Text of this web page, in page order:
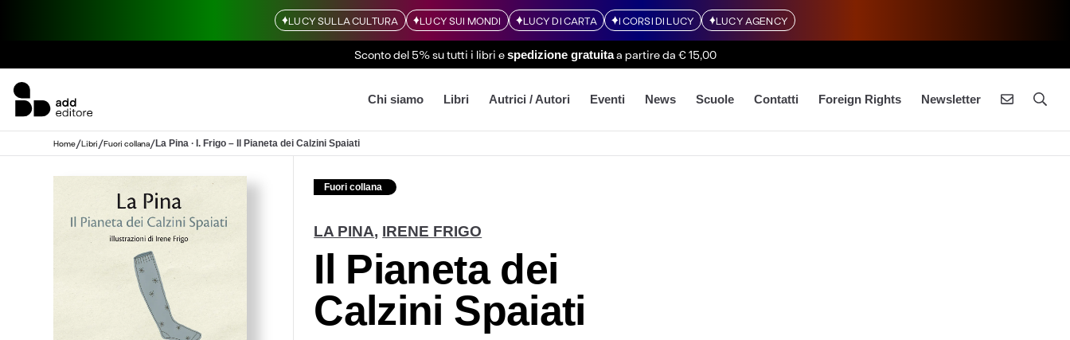
LUCY SULLA CULTURA LUCY SUI MONDI LUCY DI CARTA I CORSI DI LUCY LUCY AGENCY
Sconto del 5% su tutti i libri espedizione gratuitaa partire da € 15,00
Chi siamo Libri Autrici / Autori Eventi News Scuole Contatti Foreign Rights Newsletter
Home/Libri/Fuori collana/La Pina ∙ I. Frigo – Il Pianeta dei Calzini Spaiati
Fuori collana
LA PINA, IRENE FRIGO
Il Pianeta dei
Calzini Spaiati